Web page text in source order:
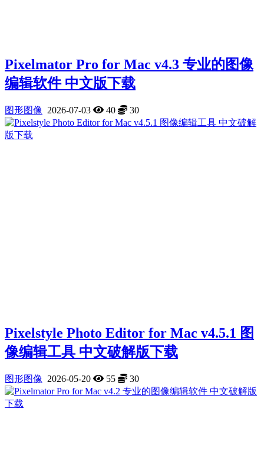
Pixelmator Pro for Mac v4.3 专业的图像
编辑软件 中文版下载
图形图像 2026-07-03 40 30
Pixelstyle Photo Editor for Mac v4.5.1 图
像编辑工具 中文破解版下载
图形图像 2026-05-20 55 30